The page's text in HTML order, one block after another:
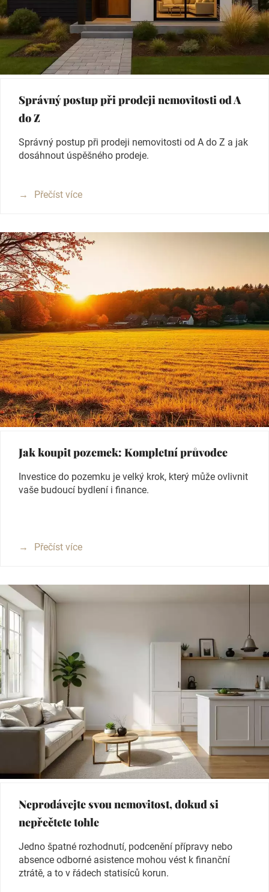
Správný postup při prodeji nemovitosti od A
do Z
Správný postup při prodeji nemovitosti od A do Z a jak
dosáhnout úspěšného prodeje.
Přečíst více
Jak koupit pozemek: Kompletní průvodce
Investice do pozemku je velký krok, který může ovlivnit
vaše budoucí bydlení i finance.
Přečíst více
Neprodávejte svou nemovitost, dokud si
nepřečtete tohle
Jedno špatné rozhodnutí, podcenění přípravy nebo
absence odborné asistence mohou vést k finanční
ztrátě, a to v řádech statisíců korun.